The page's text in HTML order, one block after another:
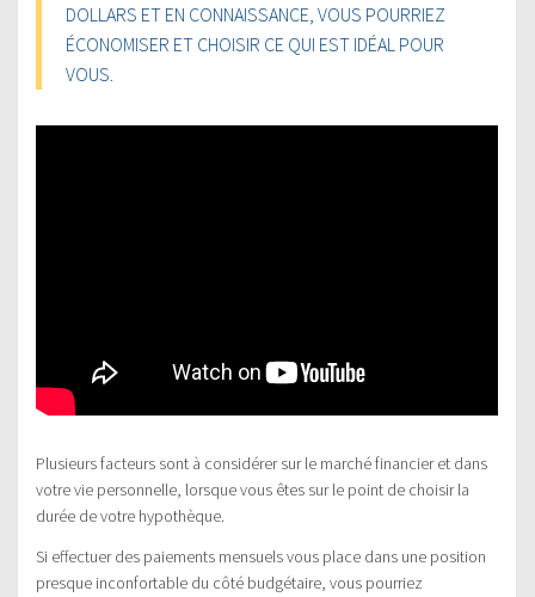
DOLLARS ET EN CONNAISSANCE, VOUS POURRIEZ
ÉCONOMISER ET CHOISIR CE QUI EST IDÉAL POUR
VOUS.
Plusieurs facteurs sont à considérer sur le marché financier et dans
votre vie personnelle, lorsque vous êtes sur le point de choisir la
durée de votre hypothèque.
Si effectuer des paiements mensuels vous place dans une position
presque inconfortable du côté budgétaire, vous pourriez